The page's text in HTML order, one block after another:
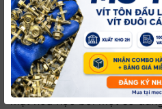
được chọn để cung cấp
kiệm chi phí nhất.
Các vòng cách chịu ứng
hoạt động của ổ trục bởi
tâm và quán tính. Chúng
mặt hóa học bởi một số